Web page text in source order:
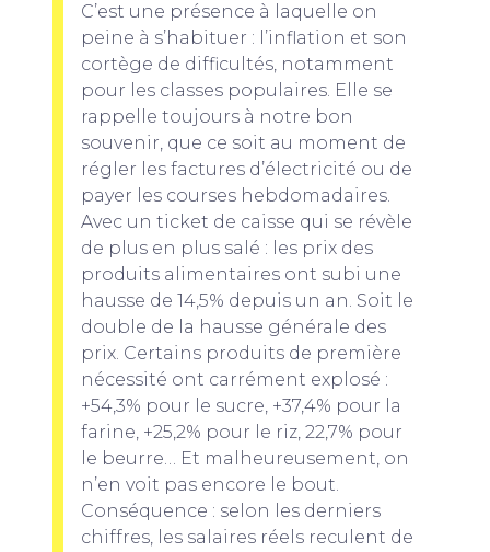
C’est une présence à laquelle on
peine à s’habituer : l’inflation et son
cortège de difficultés, notamment
pour les classes populaires. Elle se
rappelle toujours à notre bon
souvenir, que ce soit au moment de
régler les factures d’électricité ou de
payer les courses hebdomadaires.
Avec un ticket de caisse qui se révèle
de plus en plus salé : les prix des
produits alimentaires ont subi une
hausse de 14,5% depuis un an. Soit le
double de la hausse générale des
prix. Certains produits de première
nécessité ont carrément explosé :
+54,3% pour le sucre, +37,4% pour la
farine, +25,2% pour le riz, 22,7% pour
le beurre… Et malheureusement, on
n’en voit pas encore le bout.
Conséquence : selon les derniers
chiffres, les salaires réels reculent de